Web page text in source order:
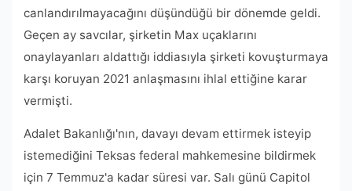
canlandırılmayacağını düşündüğü bir dönemde geldi.
Geçen ay savcılar, şirketin Max uçaklarını
onaylayanları aldattığı iddiasıyla şirketi kovuşturmaya
karşı koruyan 2021 anlaşmasını ihlal ettiğine karar
vermişti.
Adalet Bakanlığı'nın, davayı devam ettirmek isteyip
istemediğini Teksas federal mahkemesine bildirmek
için 7 Temmuz'a kadar süresi var. Salı günü Capitol